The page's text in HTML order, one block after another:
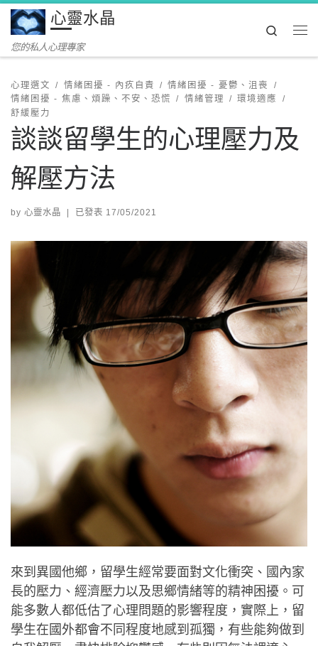
Skip to content
心靈水晶
您的私人心理專家
Search
心理選文 情緒困擾 - 內疚自責
情緒困擾 - 憂鬱、沮喪
情緒困擾 - 焦慮、煩躁、不安、恐慌
情緒管理
環境適應
舒緩壓力
談談留學生的心理壓力及
解壓方法
by 心靈水晶 已發表 17/05/2021
來到異國他鄉，留學生經常要面對文化衝突、國內家
長的壓力、經濟壓力以及思鄉情緒等的精神困擾。可
能多數人都低估了心理問題的影響程度，實際上，留
學生在國外都會不同程度地感到孤獨，有些能夠做到